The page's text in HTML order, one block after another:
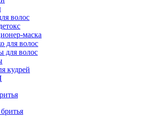
волос
маска
для волос
для волос
кудрей